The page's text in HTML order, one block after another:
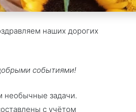
наших дорогих
событиями!
необычные задачи.
с учётом